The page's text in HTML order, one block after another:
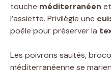
touche méditerranéen
l’assiette. Privilégie une
poêle pour préserver la
Les poivrons sautés,
méditerranéenne se